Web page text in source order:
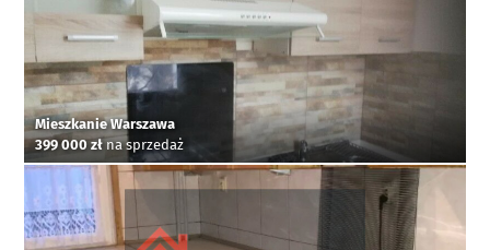
Mieszkanie Warszawa
399 000 złna sprzedaż